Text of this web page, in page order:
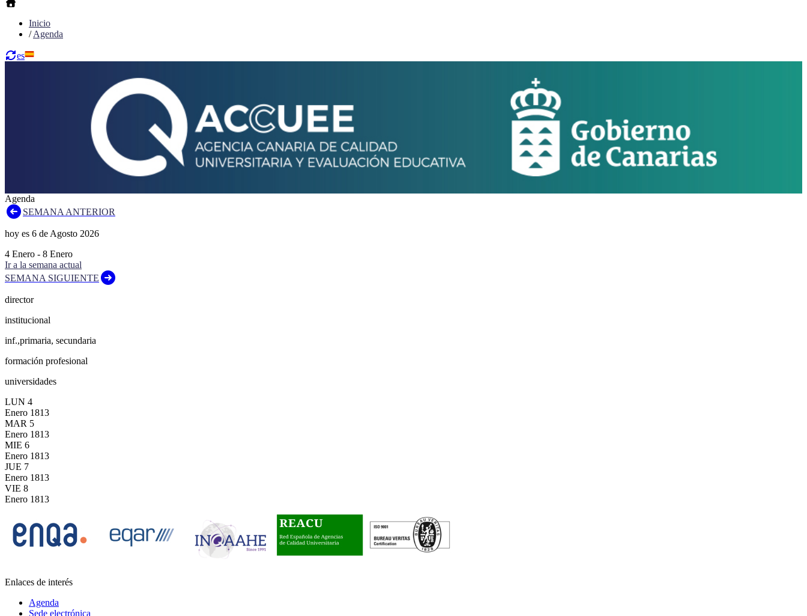
Inicio
/Agenda
es
Agenda
SEMANA ANTERIOR
hoy es 6 de Agosto 2026
4 Enero - 8 Enero
Ir a la semana actual
SEMANA SIGUIENTE
director
institucional
inf.,primaria, secundaria
formación profesional
universidades
LUN 4
Enero 1813
MAR 5
Enero 1813
MIE 6
Enero 1813
JUE 7
Enero 1813
VIE 8
Enero 1813
Enlaces de interés
Agenda
Sede electrónica